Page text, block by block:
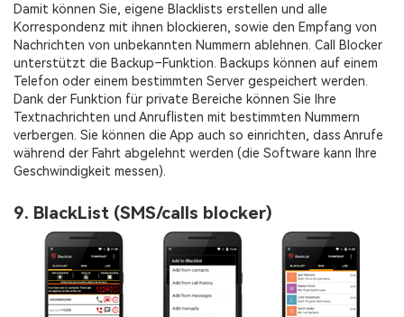
Damit können Sie, eigene Blacklists erstellen und alle
Korrespondenz mit ihnen blockieren, sowie den Empfang von
Nachrichten von unbekannten Nummern ablehnen. Call Blocker
unterstützt die Backup–Funktion. Backups können auf einem
Telefon oder einem bestimmten Server gespeichert werden.
Dank der Funktion für private Bereiche können Sie Ihre
Textnachrichten und Anruflisten mit bestimmten Nummern
verbergen. Sie können die App auch so einrichten, dass Anrufe
während der Fahrt abgelehnt werden (die Software kann Ihre
Geschwindigkeit messen).
9. BlackList (SMS/calls blocker)